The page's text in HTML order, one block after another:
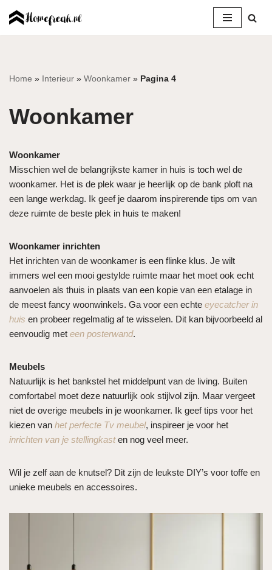
inhoud
Home » Interieur » Woonkamer » Pagina 4
Woonkamer
Woonkamer
Misschien wel de belangrijkste kamer in huis is toch wel de
woonkamer. Het is de plek waar je heerlijk op de bank ploft na
een lange werkdag. Ik geef je daarom inspirerende tips om van
deze ruimte de beste plek in huis te maken!
Woonkamer inrichten
Het inrichten van de woonkamer is een flinke klus. Je wilt
immers wel een mooi gestylde ruimte maar het moet ook echt
aanvoelen als thuis in plaats van een kopie van een etalage in
de meest fancy woonwinkels. Ga voor een echte eyecatcher in
huis en probeer regelmatig af te wisselen. Dit kan bijvoorbeeld al
eenvoudig met een posterwand.
Meubels
Natuurlijk is het bankstel het middelpunt van de living. Buiten
comfortabel moet deze natuurlijk ook stijlvol zijn. Maar vergeet
niet de overige meubels in je woonkamer. Ik geef tips voor het
kiezen van het perfecte Tv meubel, inspireer je voor het
inrichten van je stellingkasten nog veel meer.
Wil je zelf aan de knutsel? Dit zijn de leukste DIY’s voor toffe en
unieke meubels en accessoires.